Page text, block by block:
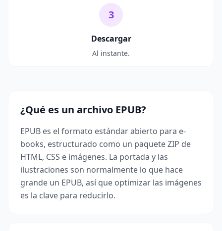
3
Descargar
Al instante.
¿Qué es un archivo EPUB?
EPUB es el formato estándar abierto para e-
books, estructurado como un paquete ZIP de
HTML, CSS e imágenes. La portada y las
ilustraciones son normalmente lo que hace
grande un EPUB, así que optimizar las imágenes
es la clave para reducirlo.